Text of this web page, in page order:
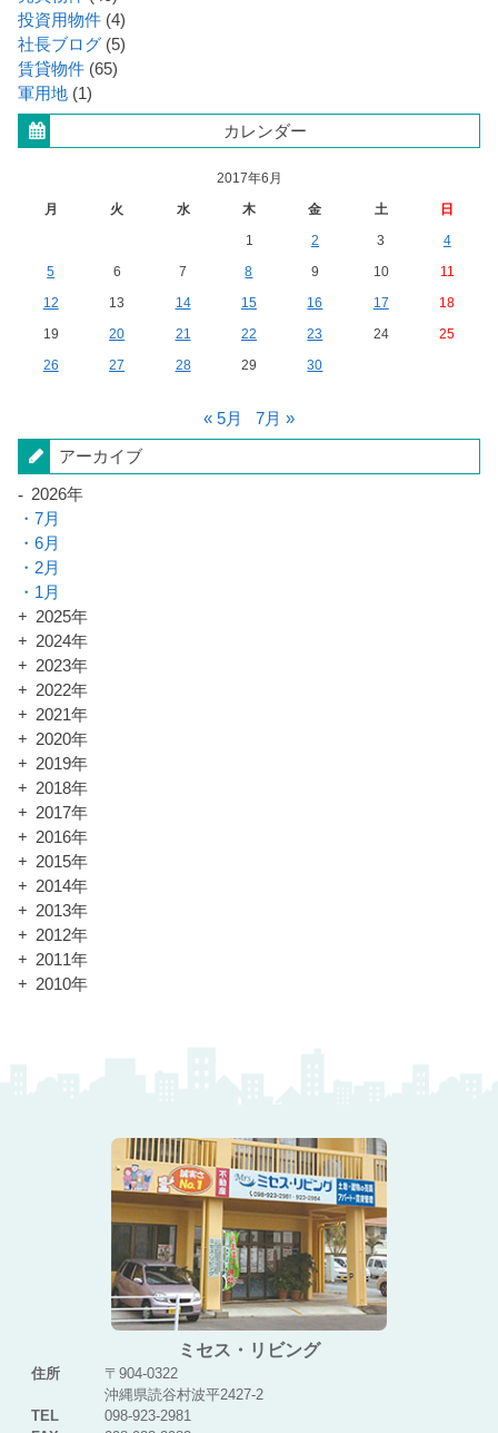
投資用物件 (4)
社長ブログ (5)
賃貸物件 (65)
軍用地 (1)
カレンダー
2017年6月
月
火 水 木 金 土
日
1
2 3
4
5
6 7 8 9 10
11
12
13 14 15 16 17
18
19
20 21 22 23 24
25
26
27 28 29 30
« 5月 7月 »
アーカイブ
2026年
7月
6月
2月
1月
2025年
2024年
2023年
2022年
2021年
2020年
2019年
2018年
2017年
2016年
2015年
2014年
2013年
2012年
2011年
2010年
ミセス・リビング
住所
〒904-0322
沖縄県読谷村波平2427-2
TEL
098-923-2981